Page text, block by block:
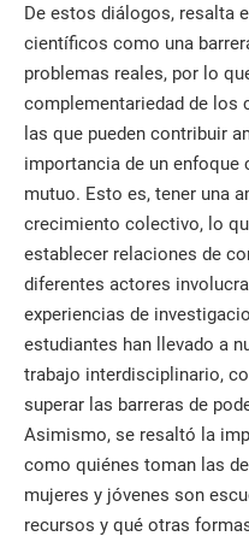
De estos diálogos, resalta
científicos como una
problemas reales, por lo
complementariedad de los
las que pueden contribuir
importancia de un enfoque
mutuo. Esto es, tener una
crecimiento colectivo, lo
establecer relaciones de
diferentes actores
experiencias de
estudiantes han llevado a
trabajo interdisciplinario,
superar las barreras de
Asimismo, se resaltó la
como quiénes toman las
mujeres y jóvenes son
recursos y qué otras